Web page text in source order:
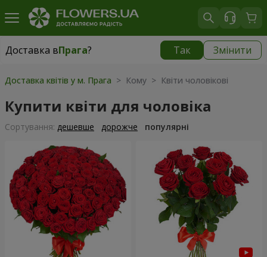
Доставка вПрага? Так Змінити
Доставка вПрага
Доставка квітів у м. Прага > Кому > Квіти чоловікові
Купити квіти для чоловіка
Сортування: дешевше дорожче популярні